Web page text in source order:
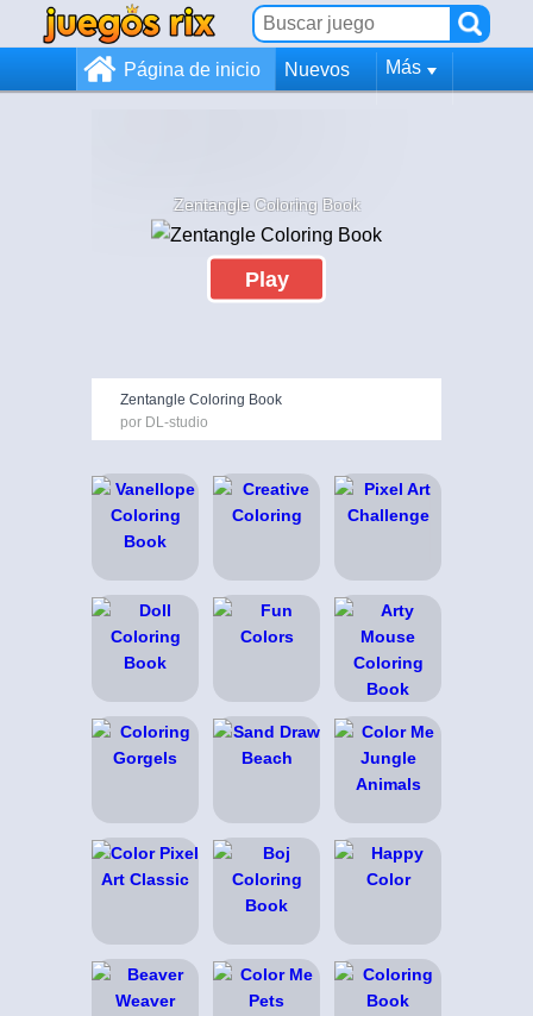
Página de inicio Nuevos Más
Zentangle Coloring Book
Play
Zentangle Coloring Book
por DL-studio